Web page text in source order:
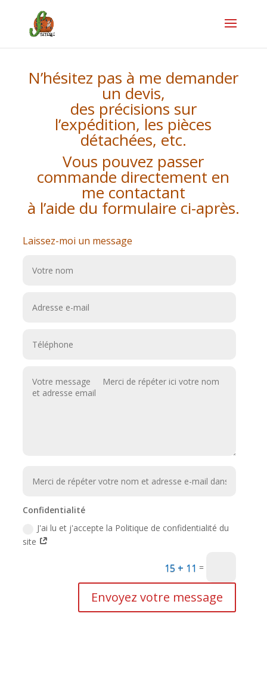
N’hésitez pas à me demander
un devis,
des précisions sur
l’expédition, les pièces
détachées, etc.
Vous pouvez passer
commande directement en
me contactant
à l’aide du formulaire ci-après.
Laissez-moi un message
Confidentialité
J'ai lu et j'accepte la Politique de confidentialité du
site
15 + 11 =
Envoyez votre message